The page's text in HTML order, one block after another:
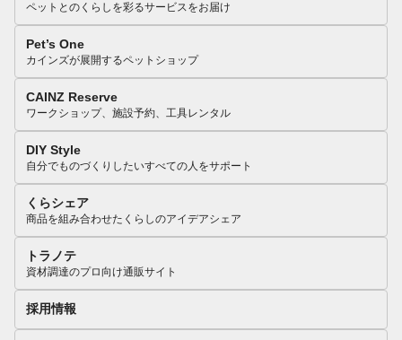
ペットとのくらしを彩るサービスをお届け
Pet’s One
カインズが展開するペットショップ
CAINZ Reserve
ワークショップ、施設予約、工具レンタル
DIY Style
自分でものづくりしたいすべての人をサポート
くらシェア
商品を組み合わせたくらしのアイデアシェア
トラノテ
資材調達のプロ向け通販サイト
採用情報